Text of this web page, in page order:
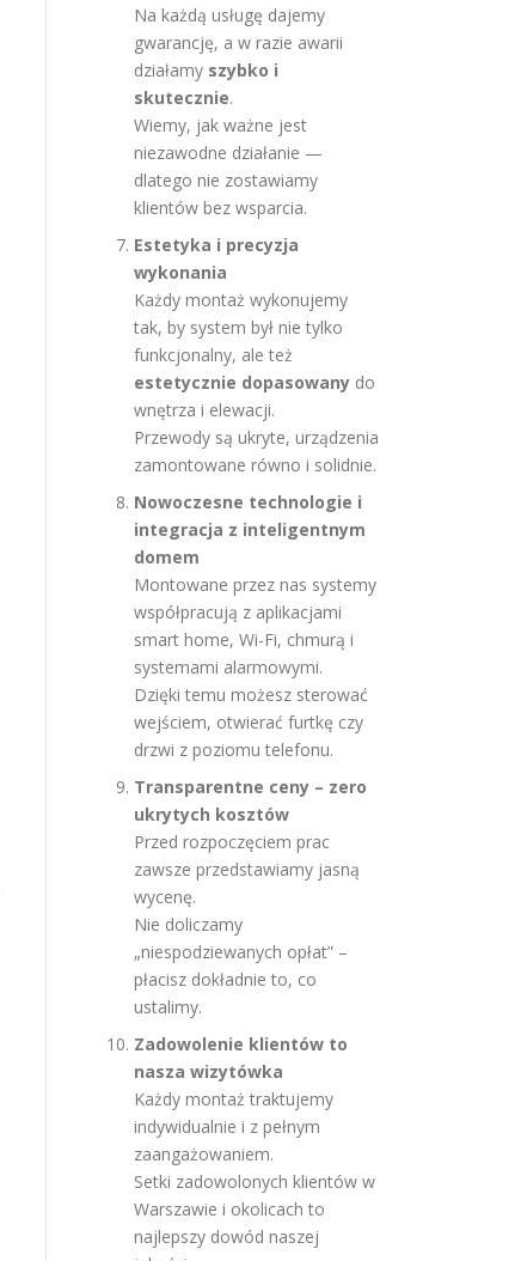
Na każdą usługę dajemy
gwarancję, a w razie awarii
działamy szybko i
skutecznie.
Wiemy, jak ważne jest
niezawodne działanie —
dlatego nie zostawiamy
klientów bez wsparcia.
Estetyka i precyzja
wykonania
Każdy montaż wykonujemy
tak, by system był nie tylko
funkcjonalny, ale też
estetycznie dopasowany do
wnętrza i elewacji.
Przewody są ukryte, urządzenia
zamontowane równo i solidnie.
Nowoczesne technologie i
integracja z inteligentnym
domem
Montowane przez nas systemy
współpracują z aplikacjami
smart home, Wi-Fi, chmurą i
systemami alarmowymi.
Dzięki temu możesz sterować
wejściem, otwierać furtkę czy
drzwi z poziomu telefonu.
Transparentne ceny – zero
ukrytych kosztów
Przed rozpoczęciem prac
zawsze przedstawiamy jasną
wycenę.
Nie doliczamy
„niespodziewanych opłat” –
płacisz dokładnie to, co
ustalimy.
Zadowolenie klientów to
nasza wizytówka
Każdy montaż traktujemy
indywidualnie i z pełnym
zaangażowaniem.
Setki zadowolonych klientów w
Warszawie i okolicach to
najlepszy dowód naszej